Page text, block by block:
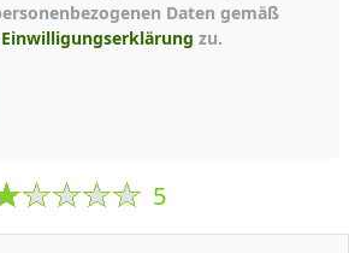
Daten gemäß
zu.
5